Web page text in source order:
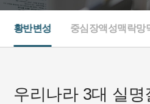
백내장·노안
망막
녹내장
성형안과
안
내
황반변성 중심장액성맥락망
우리나라 3대 실명